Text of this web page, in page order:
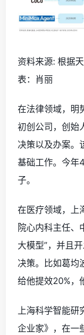
资料来源: 根据
表：肖丽
在法律领域，明
初创公司，创始
决策以及办案。
基础工作。今年
子。
在医疗领域，上
院心内科主任、
大模型”，并且
决策。比如葛均
给他提效20%，
上海科学智能研
企业家》，在一